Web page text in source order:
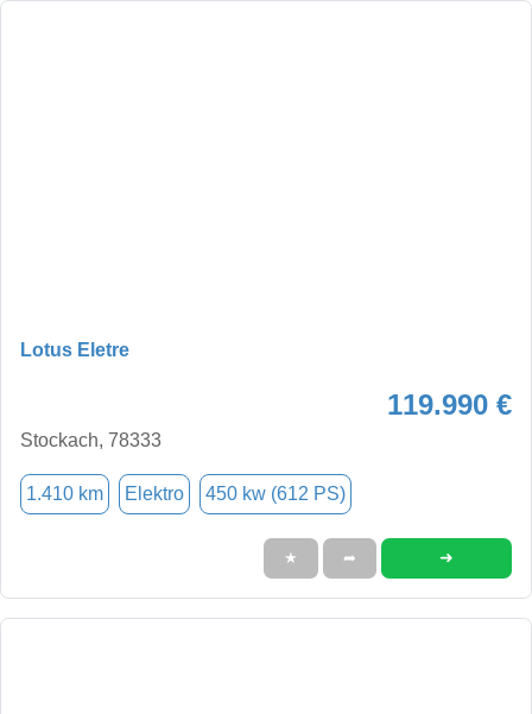
Lotus Eletre
119.990 €
Stockach, 78333
1.410 km Elektro 450 kw (612 PS)
★ ➦ ➜